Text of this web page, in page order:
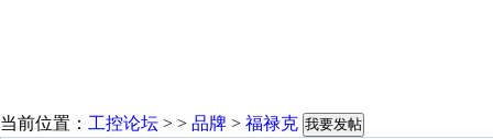
当前位置： 工控论坛 > > 品牌 > 福禄克 我要发帖